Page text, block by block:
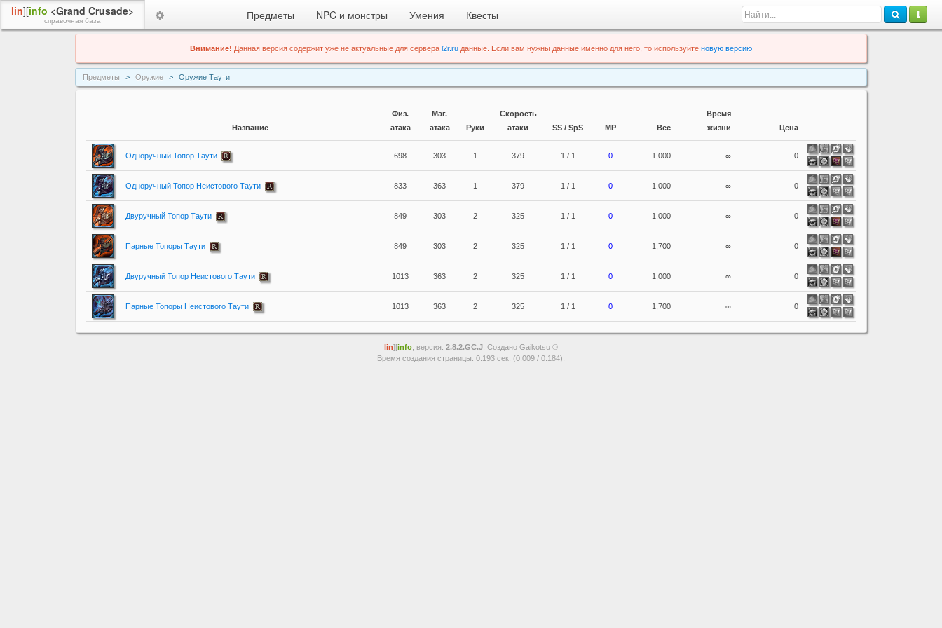
lin][info <Grand Crusade>
справочная база Предметы NPC и монстры Умения Квесты
Внимание! Данная версия содержит уже не актуальные для сервера l2r.ru данные. Если вам нужны данные именно для него, то используйте новую версию
Предметы Оружие Оружие Таути
Название
Физ.
атака
Маг.
атака
Руки
Скорость
атаки
SS / SpS MP Вес
Время
жизни
Цена
Одноручный Топор Таути 698 303 1 379 1 / 1 0 1,000 ∞ 0
Одноручный Топор Неистового Таути 833 363 1 379 1 / 1 0 1,000 ∞ 0
Двуручный Топор Таути 849 303 2 325 1 / 1 0 1,000 ∞ 0
Парные Топоры Таути 849 303 2 325 1 / 1 0 1,700 ∞ 0
Двуручный Топор Неистового Таути 1013 363 2 325 1 / 1 0 1,000 ∞ 0
Парные Топоры Неистового Таути 1013 363 2 325 1 / 1 0 1,700 ∞ 0
lin][info , версия: 2.8.2.GC.J . Создано Gaikotsu ©
Время создания страницы: 0.193 сек. (0.009 / 0.184).